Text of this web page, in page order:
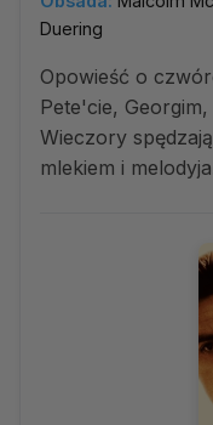
Duering
Opowieść o
Pete'cie,
Wieczory
mlekiem i